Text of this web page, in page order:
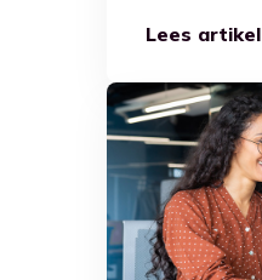
Lees artikel